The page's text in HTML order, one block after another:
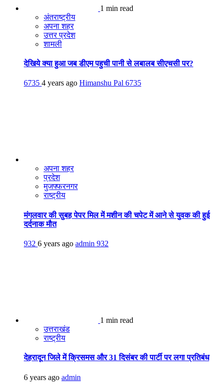
1 min read
अंतराष्ट्रीय
अपना शहर
उत्तर प्रदेश
शामली
देखिये क्या हुआ जब डीएम पहुची पानी से लबालब सीएचसी पर?
6735 4 years ago Himanshu Pal 6735
अपना शहर
प्रदेश
मुजफ्फरनगर
राष्ट्रीय
मंगलवार की सुबह पेपर मिल में मशीन की चपेट में आने से युवक की हुई
दर्दनाक मौत
932 6 years ago admin 932
1 min read
उत्तराखंड
राष्ट्रीय
देहरादून जिले में क्रिसमस और 31 दिसंबर की पार्टी पर लगा प्रतिबंध
6 years ago admin